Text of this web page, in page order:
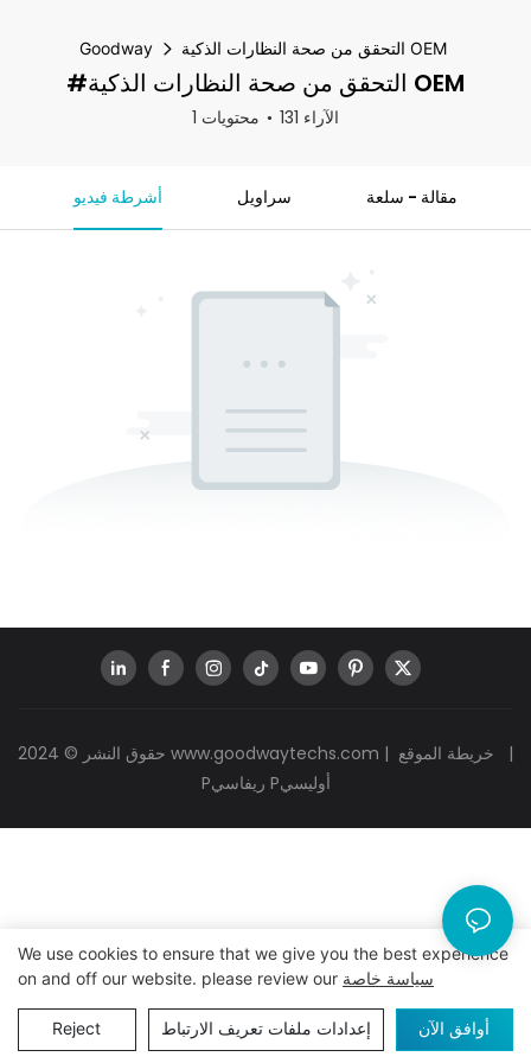
Goodway التحقق من صحة النظارات الذكية OEM
#التحقق من صحة النظارات الذكية OEM
1 محتويات 131 الآراء
أشرطة فيديو سراويل مقالة - سلعة
www.goodwaytechs.com |
|
Pريفاسي Pأوليسي
We use cookies to ensure that we give you the best experience
on and off our website. please review our سياسة خاصة
Reject إعدادات ملفات تعريف الارتباط أوافق الآن